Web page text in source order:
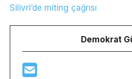
Silivri’de miting çağrısı
Demokrat